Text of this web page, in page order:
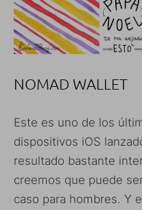
NOMAD WALLET
Este es uno de los
dispositivos iOS
resultado bastante
creemos que puede
caso para hombres. Y